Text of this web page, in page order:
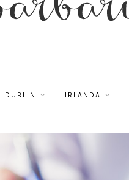
DUBLIN IRLANDA